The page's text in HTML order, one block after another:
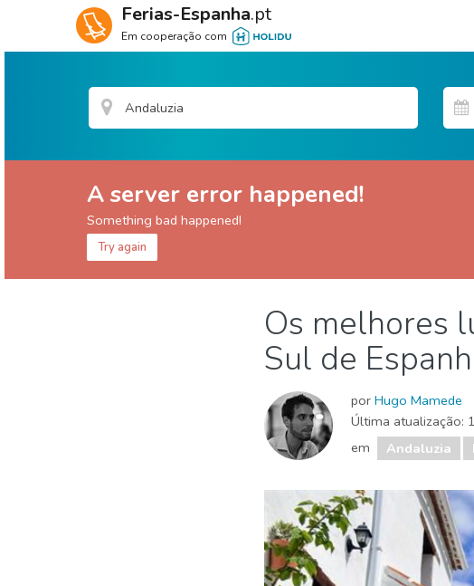
Ferias-Espanha.pt
Em cooperação com
A server error happened!
Something bad happened!
Try again
Compras Crianças & família
Os melhores
Sul de
por Hugo Mamede
Última atualização:
em
Andaluzia